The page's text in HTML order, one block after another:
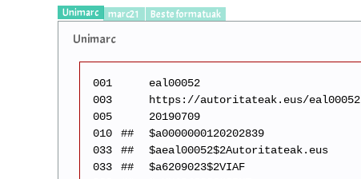
Unimarc marc21 Beste formatuak
Unimarc
001
eal00052
003
https://autoritateak.eus/eal00052
005
20190709
010
##
$a0000000120202839
033
##
$aeal00052$2Autoritateak.eus
033
##
$a6209023$2VIAF